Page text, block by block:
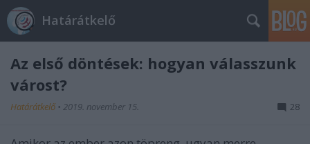
Határátkelő
Az első döntések: hogyan válasszunk
várost?
Határátkelő • 2019. november 15. 28